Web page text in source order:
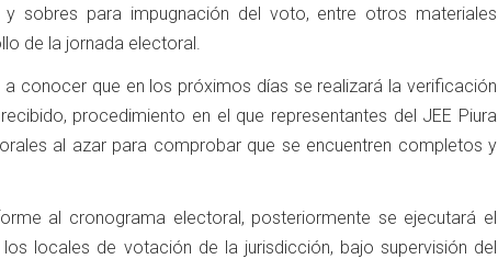
sobres para impugnación del voto, entre otros materiales
de la jornada electoral.
a conocer que en los próximos días se realizará la verificación
procedimiento en el que representantes del JEE Piura
al azar para comprobar que se encuentren completos y
al cronograma electoral, posteriormente se ejecutará el
locales de votación de la jurisdicción, bajo supervisión del